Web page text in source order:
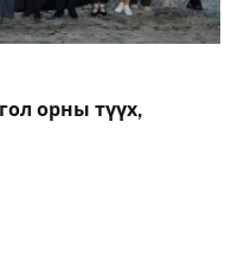
орны түүх,